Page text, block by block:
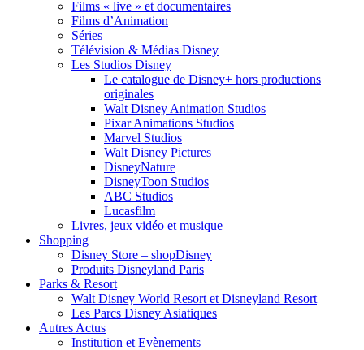
Films « live » et documentaires
Films d’Animation
Séries
Télévision & Médias Disney
Les Studios Disney
Le catalogue de Disney+ hors productions
originales
Walt Disney Animation Studios
Pixar Animations Studios
Marvel Studios
Walt Disney Pictures
DisneyNature
DisneyToon Studios
ABC Studios
Lucasfilm
Livres, jeux vidéo et musique
Shopping
Disney Store – shopDisney
Produits Disneyland Paris
Parks & Resort
Walt Disney World Resort et Disneyland Resort
Les Parcs Disney Asiatiques
Autres Actus
Institution et Evènements